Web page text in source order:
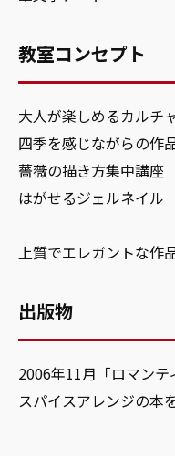
教室コンセプト
大人が楽しめるカルチ
四季を感じながらの作
薔薇の描き方集中講座
はがせるジェルネイル
上質でエレガントな作
出版物
2006年11月「ロマンテ
スパイスアレンジの本